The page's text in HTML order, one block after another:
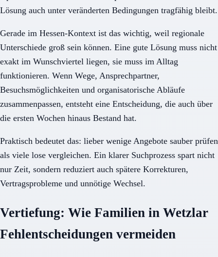
Lösung auch unter veränderten Bedingungen tragfähig bleibt.
Gerade im Hessen-Kontext ist das wichtig, weil regionale
Unterschiede groß sein können. Eine gute Lösung muss nicht
exakt im Wunschviertel liegen, sie muss im Alltag
funktionieren. Wenn Wege, Ansprechpartner,
Besuchsmöglichkeiten und organisatorische Abläufe
zusammenpassen, entsteht eine Entscheidung, die auch über
die ersten Wochen hinaus Bestand hat.
Praktisch bedeutet das: lieber wenige Angebote sauber prüfen
als viele lose vergleichen. Ein klarer Suchprozess spart nicht
nur Zeit, sondern reduziert auch spätere Korrekturen,
Vertragsprobleme und unnötige Wechsel.
Vertiefung: Wie Familien in Wetzlar
Fehlentscheidungen vermeiden